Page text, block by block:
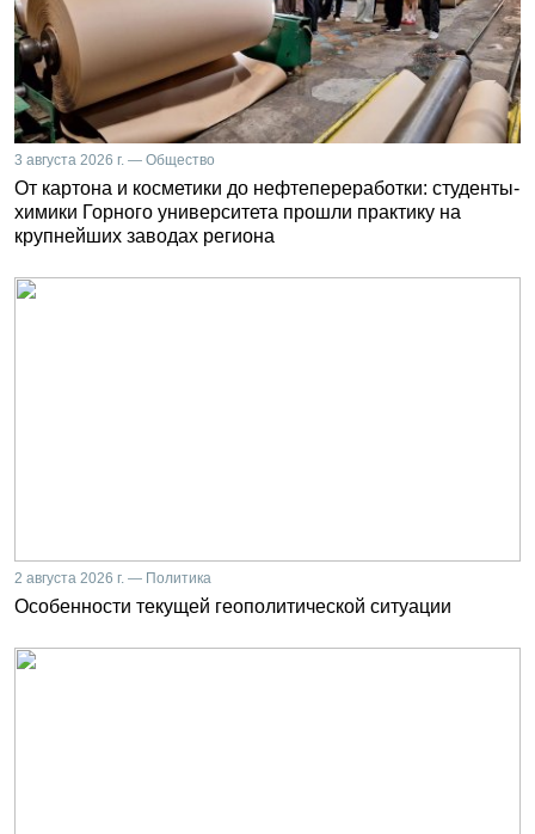
3 августа 2026 г. — Общество
От картона и косметики до нефтепереработки: студенты-
химики Горного университета прошли практику на
крупнейших заводах региона
2 августа 2026 г. — Политика
Особенности текущей геополитической ситуации